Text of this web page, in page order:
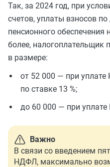
Так, за 2024 год, при
счетов, уплаты взносов
пенсионного
более,
в размере:
от 52 000 — при
по ставке 13 %;
до 60 000 — при
Важно
В связи со введением
НДФЛ, максимально